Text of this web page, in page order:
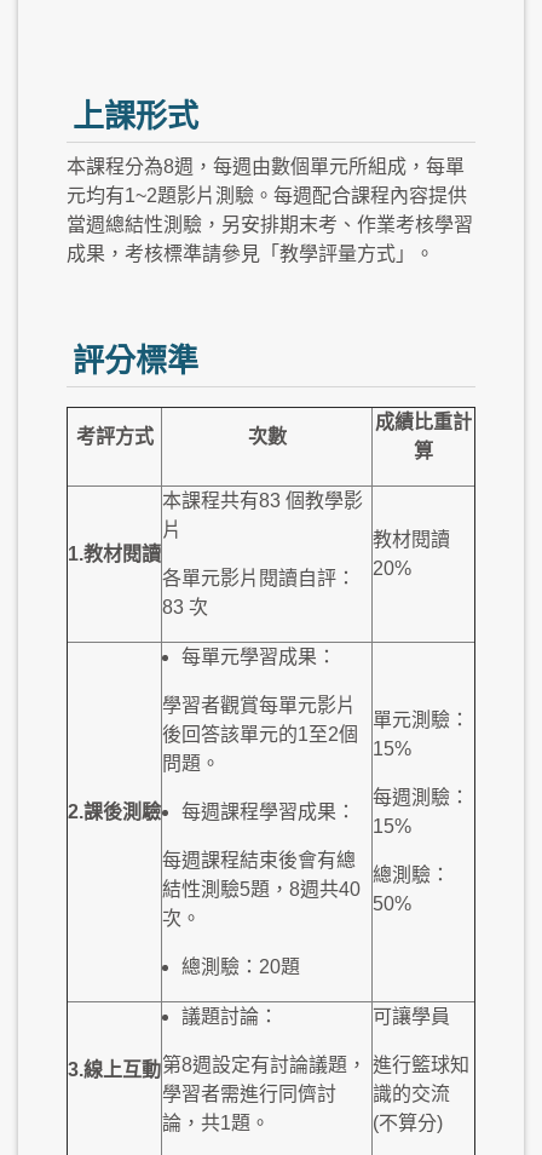
上課形式
本課程分為8週，每週由數個單元所組成，每單
元均有1~2題影片測驗。每週配合課程內容提供
當週總結性測驗，另安排期末考、作業考核學習
成果，考核標準請參見「教學評量方式」。
評分標準
考評方式 次數
成績比重計
算
1.教材閱讀
本課程共有83 個教學影
片
各單元影片閱讀自評：
83 次
教材閱讀
20%
2.課後測驗
每單元學習成果：
學習者觀賞每單元影片
後回答該單元的1至2個
問題。
每週課程學習成果：
每週課程結束後會有總
結性測驗5題，8週共40
次。
總測驗：20題
單元測驗：
15%
每週測驗：
15%
總測驗：
50%
3.線上互動
議題討論：
第8週設定有討論議題，
學習者需進行同儕討
論，共1題。
可讓學員
進行籃球知
識的交流
(不算分)